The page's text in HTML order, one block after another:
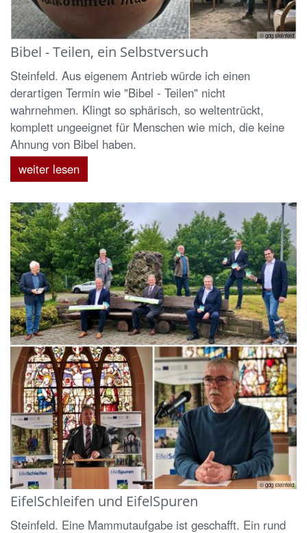
© gdg steinfeld
Bibel - Teilen, ein Selbstversuch
Steinfeld. Aus eigenem Antrieb würde ich einen
derartigen Termin wie "Bibel - Teilen" nicht
wahrnehmen. Klingt so sphärisch, so weltentrückt,
komplett ungeeignet für Menschen wie mich, die keine
Ahnung von Bibel haben.
weiter lesen
© gdg steinfeld
EifelSchleifen und EifelSpuren
Steinfeld. Eine Mammutaufgabe ist geschafft. Ein rund